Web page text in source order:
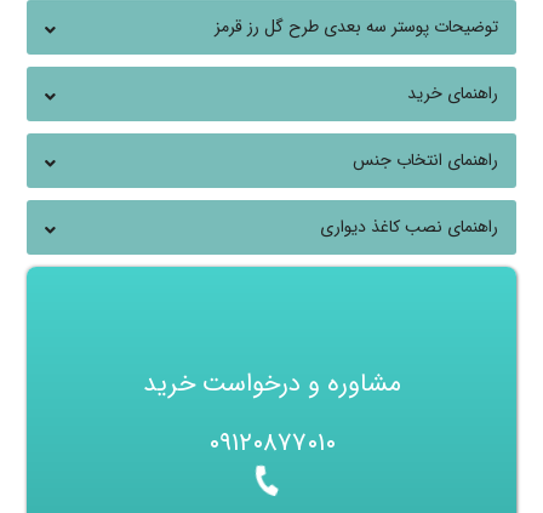
توضیحات پوستر سه بعدی طرح گل رز قرمز
راهنمای خرید
راهنمای انتخاب جنس
راهنمای نصب کاغذ دیواری
مشاوره و درخواست خرید
۰۹۱۲۰۸۷۷۰۱۰